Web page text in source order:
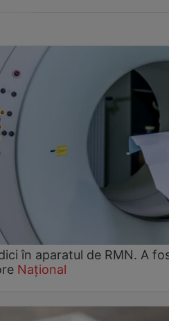
în aparatul de RMN. A
Național